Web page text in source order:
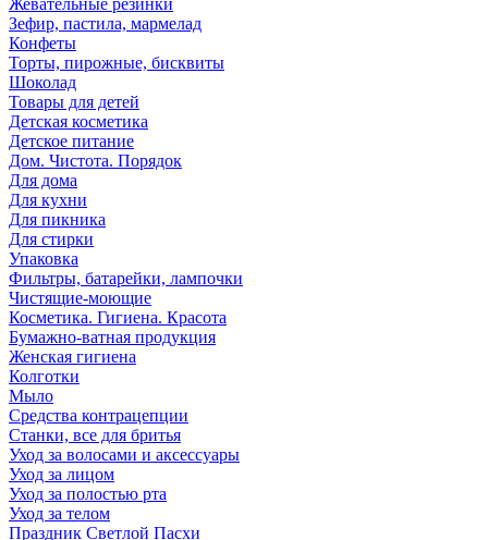
Жевательные резинки
Зефир, пастила, мармелад
Конфеты
Торты, пирожные, бисквиты
Шоколад
Товары для детей
Детская косметика
Детское питание
Дом. Чистота. Порядок
Для дома
Для кухни
Для пикника
Для стирки
Упаковка
Фильтры, батарейки, лампочки
Чистящие-моющие
Косметика. Гигиена. Красота
Бумажно-ватная продукция
Женская гигиена
Колготки
Мыло
Средства контрацепции
Станки, все для бритья
Уход за волосами и аксессуары
Уход за лицом
Уход за полостью рта
Уход за телом
Праздник Светлой Пасхи